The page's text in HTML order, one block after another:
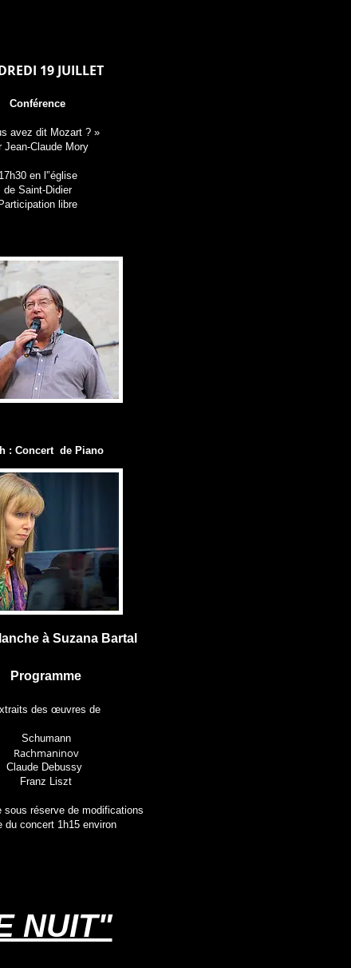
19 JUILLET
Conférence
avez dit Mozart ? »
Jean-Claude Mory
17h30 en l'’église
de Saint-Didier
Participation libre
: Concert de Piano
à Suzana Bartal
Programme
des œuvres de
Schumann
Rachmaninov
Claude Debussy
Franz Liszt
sous réserve de modifications
du concert 1h15 environ
NUIT"